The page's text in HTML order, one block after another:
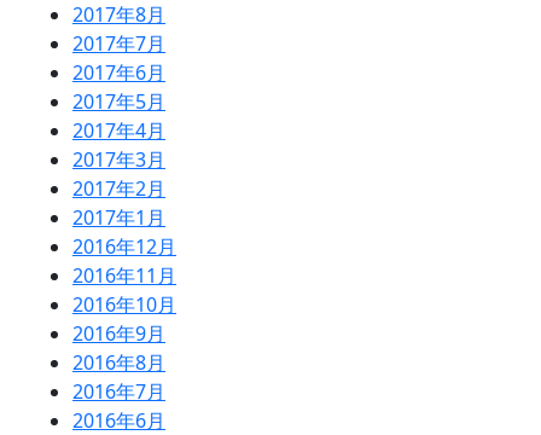
2017年8月
2017年7月
2017年6月
2017年5月
2017年4月
2017年3月
2017年2月
2017年1月
2016年12月
2016年11月
2016年10月
2016年9月
2016年8月
2016年7月
2016年6月